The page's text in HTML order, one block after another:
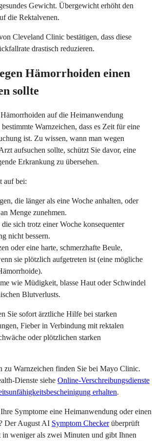
Gewicht. Übergewicht erhöht den
die Rektalvenen.
Cleveland Clinic bestätigen, dass diese
drastisch reduzieren.
Hämorrhoiden einen
sollte
auf die Heimanwendung
Warnzeichen, dass es Zeit für eine
ist. Zu wissen, wann man wegen
aufsuchen sollte, schützt Sie davor, eine
Erkrankung zu übersehen.
auf bei:
die länger als eine Woche anhalten, oder
Menge zunehmen.
sich trotz einer Woche konsequenter
nicht bessern.
oder eine harte, schmerzhafte Beule,
sie plötzlich aufgetreten ist (eine mögliche
wie Müdigkeit, blasse Haut oder Schwindel
Blutverlusts.
Sie sofort ärztliche Hilfe bei starken
Fieber in Verbindung mit rektalen
oder plötzlichen starken
zu Warnzeichen finden Sie bei Mayo Clinic.
Dienste siehe Online-Verschreibungsdienste
erhalten.
Symptome eine Heimanwendung oder einen
Der August AI Symptom Checkerüberprüft
weniger als zwei Minuten und gibt Ihnen